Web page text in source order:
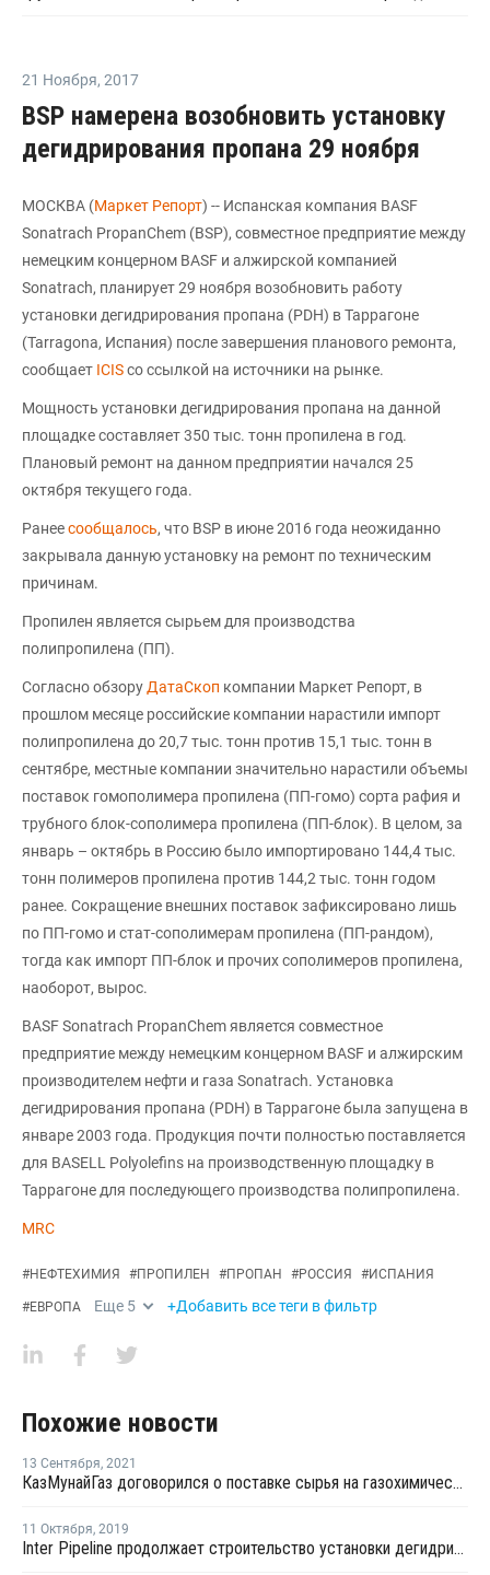
21 Ноября, 2017
BSP намерена возобновить установку
дегидрирования пропана 29 ноября
МОСКВА (Маркет Репорт) -- Испанская компания BASF
Sonatrach PropanChem (BSP), совместное предприятие между
немецким концерном BASF и алжирской компанией
Sonatrach, планирует 29 ноября возобновить работу
установки дегидрирования пропана (PDH) в Таррагоне
(Tarragona, Испания) после завершения планового ремонта,
сообщает ICISсо ссылкой на источники на рынке.
Мощность установки дегидрирования пропана на данной
площадке составляет 350 тыс. тонн пропилена в год.
Плановый ремонт на данном предприятии начался 25
октября текущего года.
Ранеесообщалось, что BSP в июне 2016 года неожиданно
закрывала данную установку на ремонт по техническим
причинам.
Пропилен является сырьем для производства
полипропилена (ПП).
Согласно обзору ДатаСкоп компании Маркет Репорт, в
прошлом месяце российские компании нарастили импорт
полипропилена до 20,7 тыс. тонн против 15,1 тыс. тонн в
сентябре, местные компании значительно нарастили объемы
поставок гомополимера пропилена (ПП-гомо) сорта рафия и
трубного блок-сополимера пропилена (ПП-блок). В целом, за
январь – октябрь в Россию было импортировано 144,4 тыс.
тонн полимеров пропилена против 144,2 тыс. тонн годом
ранее. Сокращение внешних поставок зафиксировано лишь
по ПП-гомо и стат-сополимерам пропилена (ПП-рандом),
тогда как импорт ПП-блок и прочих сополимеров пропилена,
наоборот, вырос.
BASF Sonatrach PropanChem является совместное
предприятие между немецким концерном BASF и алжирским
производителем нефти и газа Sonatrach. Установка
дегидрирования пропана (PDH) в Таррагоне была запущена в
январе 2003 года. Продукция почти полностью поставляется
для BASELL Polyolefins на производственную площадку в
Таррагоне для последующего производства полипропилена.
MRC
#НЕФТЕХИМИЯ #ПРОПИЛЕН #ПРОПАН #РОССИЯ #ИСПАНИЯ
#ЕВРОПА Еще 5 +Добавить все теги в фильтр
Похожие новости
13 Сентября, 2021
КазМунайГаз договорился о поставке сырья на газохимический комплекс в Атырау
11 Октября, 2019
Inter Pipeline продолжает строительство установки дегидрирования пропана в Альберте